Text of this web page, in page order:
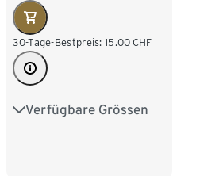
30-Tage-Bestpreis: 15.00 CHF
Verfügbare Grössen
S 36/38 M 40/42